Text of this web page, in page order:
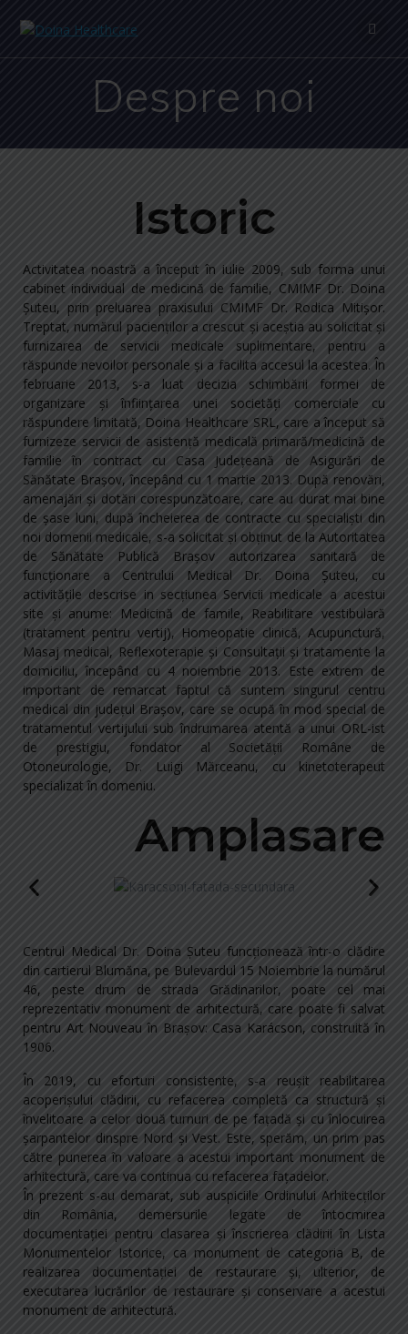
Despre noi
Istoric
Activitatea noastră a început în iulie 2009, sub forma unui
cabinet individual de medicină de familie, CMIMF Dr. Doina
Şuteu, prin preluarea praxisului CMIMF Dr. Rodica Mitişor.
Treptat, numărul pacienţilor a crescut şi aceştia au solicitat şi
furnizarea de servicii medicale suplimentare, pentru a
răspunde nevoilor personale şi a facilita accesul la acestea. În
februarie 2013, s-a luat decizia schimbării formei de
organizare şi înfiinţarea unei societăţi comerciale cu
răspundere limitată, Doina Healthcare SRL, care a început să
furnizeze servicii de asistenţă medicală primară/medicină de
familie în contract cu Casa Judeţeană de Asigurări de
Sănătate Braşov, începând cu 1 martie 2013. După renovări,
amenajări şi dotări corespunzătoare, care au durat mai bine
de şase luni, după încheierea de contracte cu specialişti din
noi domenii medicale, s-a solicitat şi obţinut de la Autoritatea
de Sănătate Publică Braşov autorizarea sanitară de
funcţionare a Centrului Medical Dr. Doina Şuteu, cu
activităţile descrise in secţiunea Servicii medicale a acestui
site şi anume: Medicină de famile, Reabilitare vestibulară
(tratament pentru vertij), Homeopatie clinică, Acupunctură,
Masaj medical, Reflexoterapie şi Consultaţii şi tratamente la
domiciliu, începând cu 4 noiembrie 2013. Este extrem de
important de remarcat faptul că suntem singurul centru
medical din judeţul Braşov, care se ocupă în mod special de
tratamentul vertijului sub îndrumarea atentă a unui ORL-ist
de prestigiu, fondator al Societăţii Române de
Otoneurologie, Dr. Luigi Mărceanu, cu kinetoterapeut
specializat în domeniu.
Amplasare
Centrul Medical Dr. Doina Şuteu funcţionează într-o clădire
din cartierul Blumăna, pe Bulevardul 15 Noiembrie la numărul
46, peste drum de strada Grădinarilor, poate cel mai
reprezentativ monument de arhitectură, care poate fi salvat
pentru Art Nouveau în Braşov: Casa Karácson, construită în
1906.
În 2019, cu eforturi consistente, s-a reușit reabilitarea
acoperișului clădirii, cu refacerea completă ca structură și
învelitoare a celor două turnuri de pe fațadă și cu înlocuirea
șarpantelor dinspre Nord și Vest. Este, sperăm, un prim pas
către punerea în valoare a acestui important monument de
arhitectură, care va continua cu refacerea fațadelor.
În prezent s-au demarat, sub auspiciile Ordinului Arhitecţilor
din România, demersurile legate de întocmirea
documentaţiei pentru clasarea şi înscrierea clădirii în Lista
Monumentelor Istorice, ca monument de categoria B, de
realizarea documentaţiei de restaurare şi, ulterior, de
executarea lucrărilor de restaurare şi conservare a acestui
monument de arhitectură.